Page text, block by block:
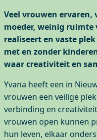
Veel vrouwen
moeder, weinig ruimte
realiseert en vaste
met en zonder
waar creativiteit en
Yvana heeft een in
vrouwen een veilige
verbinding en
vrouwen open kunnen
hun leven, elkaar